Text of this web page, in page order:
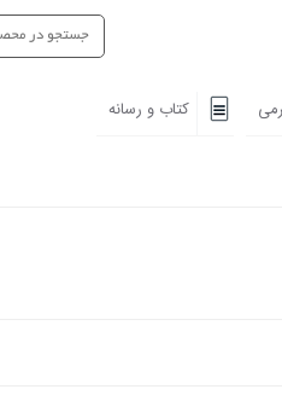
کتاب و رسانه